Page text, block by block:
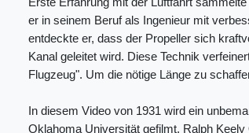
er in seinem Beruf als Ingenieur mit
entdeckte er, dass der Propeller sich
Kanal geleitet wird. Diese Technik
Flugzeug". Um die nötige Länge zu
In diesem Video von 1931 wird ein
Oklahoma Universität gefilmt. Ralph